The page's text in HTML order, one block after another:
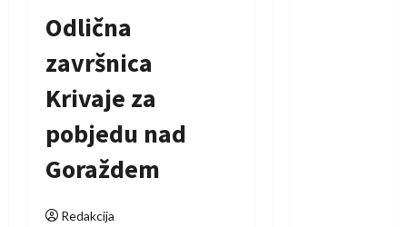
Odlična
završnica
Krivaje za
pobjedu nad
Goraždem
Redakcija